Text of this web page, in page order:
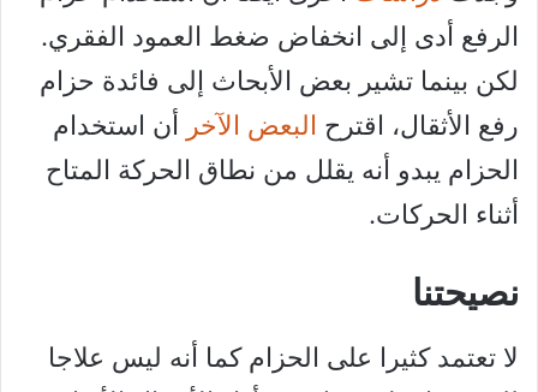
الرفع أدى إلى انخفاض ضغط العمود الفقري.
لكن بينما تشير بعض الأبحاث إلى فائدة حزام
رفع الأثقال، اقترح البعض الآخر أن استخدام
الحزام يبدو أنه يقلل من نطاق الحركة المتاح
أثناء الحركات.
نصيحتنا
لا تعتمد كثيرا على الحزام كما أنه ليس علاجا